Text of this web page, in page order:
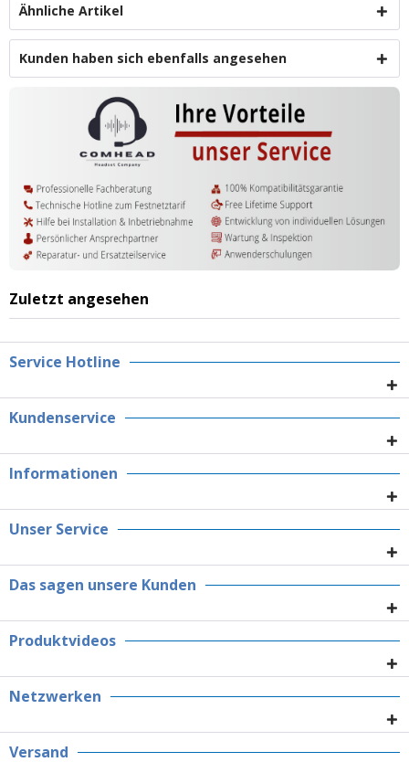
Ähnliche Artikel
Kunden haben sich ebenfalls angesehen
Zuletzt angesehen
Service Hotline
Kundenservice
Informationen
Unser Service
Das sagen unsere Kunden
Produktvideos
Netzwerken
Versand